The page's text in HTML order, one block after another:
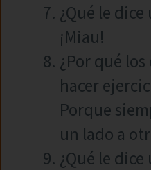
¿Qué le
¡Miau!
¿Por qué
hacer
Porque
un lado a
¿Qué le